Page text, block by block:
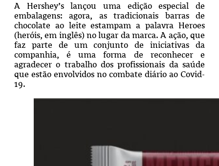
A Hershey’s lançou uma edição especial de
embalagens: agora, as tradicionais barras de
chocolate ao leite estampam a palavra Heroes
(heróis, em inglês) no lugar da marca. A ação, que
faz parte de um conjunto de iniciativas da
companhia, é uma forma de reconhecer e
agradecer o trabalho dos profissionais da saúde
que estão envolvidos no combate diário ao Covid-
19.